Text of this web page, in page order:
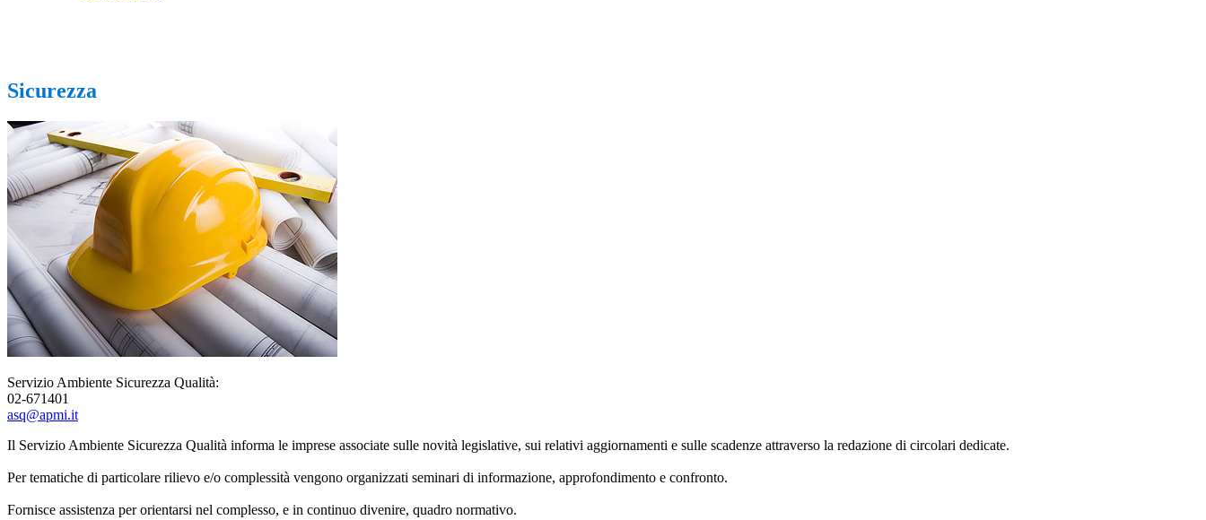
Sicurezza
Servizio Ambiente Sicurezza Qualità:
02-671401
asq@apmi.it
Il Servizio Ambiente Sicurezza Qualità informa le imprese associate sulle novità legislative, sui relativi aggiornamenti e sulle scadenze attraverso la redazione di circolari dedicate.
Per tematiche di particolare rilievo e/o complessità vengono organizzati seminari di informazione, approfondimento e confronto.
Fornisce assistenza per orientarsi nel complesso, e in continuo divenire, quadro normativo.